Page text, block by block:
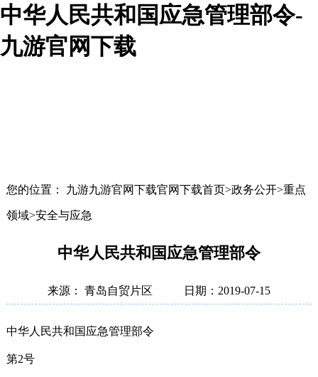
中华人民共和国应急管理部令-
九游官网下载
您的位置： 九游九游官网下载官网下载首页>政务公开>重点
领域>安全与应急
中华人民共和国应急管理部令
来源： 青岛自贸片区 日期：2019-07-15
中华人民共和国应急管理部令
第2号